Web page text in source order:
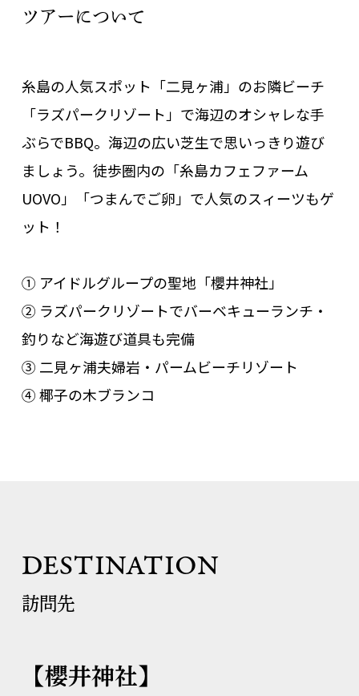
ツアーについて
糸島の人気スポット「二見ヶ浦」のお隣ビーチ
「ラズパークリゾート」で海辺のオシャレな手
ぶらでBBQ。海辺の広い芝生で思いっきり遊び
ましょう。徒歩圏内の「糸島カフェファーム
UOVO」「つまんでご卵」で人気のスィーツもゲ
ット！
① アイドルグループの聖地「櫻井神社」
② ラズパークリゾートでバーベキューランチ・
釣りなど海遊び道具も完備
③ 二見ヶ浦夫婦岩・パームビーチリゾート
④ 椰子の木ブランコ
DESTINATION
訪問先
【櫻井神社】